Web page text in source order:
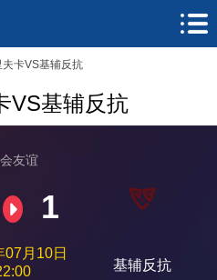
夫卡VS基辅反抗
VS基辅反抗
友谊
1
07月10日
基辅反抗